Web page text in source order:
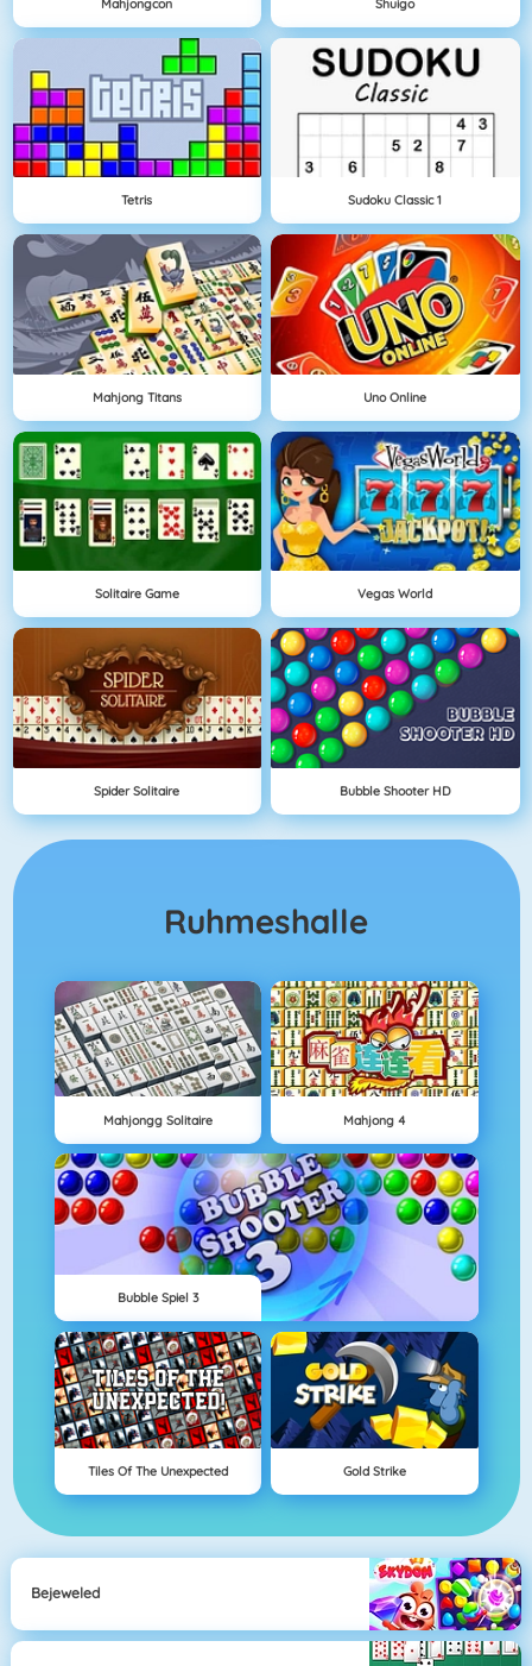
Tetris Sudoku Classic 1
Mahjong Titans Uno Online
Solitaire Game Vegas World
Spider Solitaire Bubble Shooter HD
Ruhmeshalle
Mahjongg Solitaire Mahjong 4
Bubble Spiel 3
Tiles Of The Unexpected Gold Strike
Bejeweled